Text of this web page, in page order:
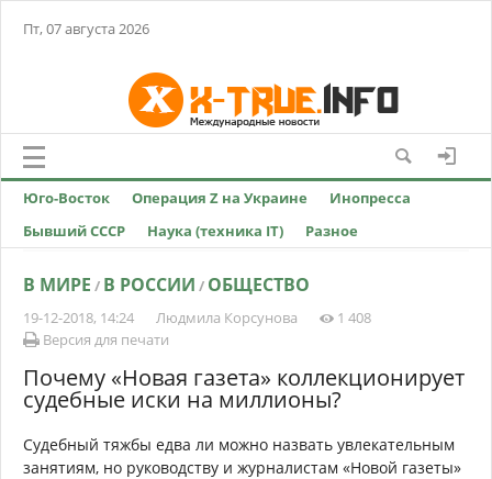
Пт, 07 августа 2026
Юго-Восток Операция Z на Украине
Инопресса
Бывший СССР
Наука (техника IT) Разное
В МИРЕ / В РОССИИ / ОБЩЕСТВО
19-12-2018, 14:24 Людмила Корсунова
1 408
Версия для печати
Почему «Новая газета» коллекционирует
судебные иски на миллионы?
Судебный тяжбы едва ли можно назвать увлекательным
занятиям, но руководству и журналистам «Новой газеты»